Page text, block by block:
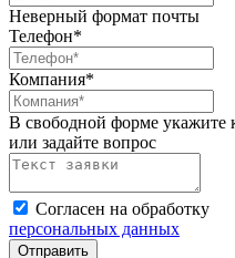
Неверный формат почты
Телефон*
Компания*
В свободной форме укажите
или задайте вопрос
Согласен на обработку
персональных данных